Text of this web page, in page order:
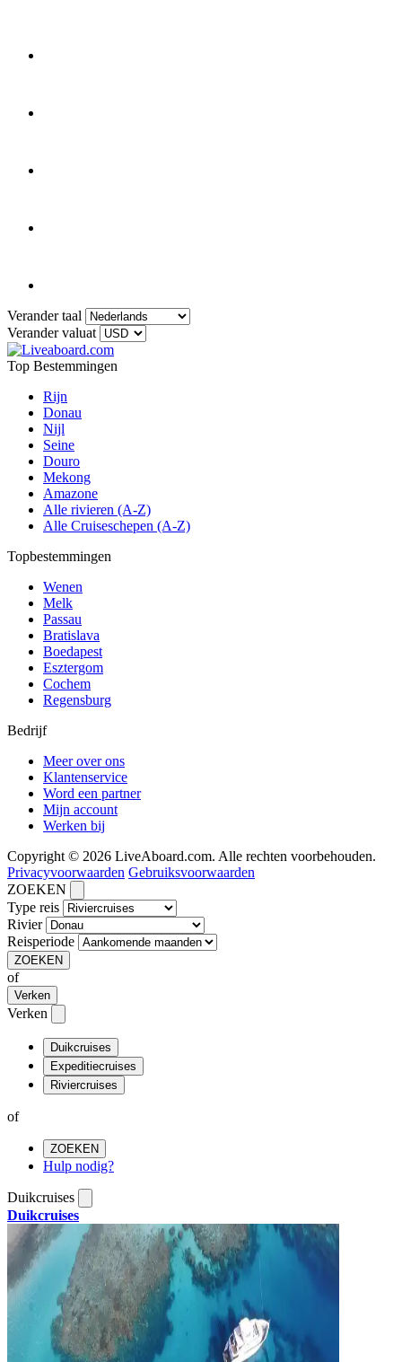
Verander taal
Verander valuat
Top Bestemmingen
Rijn
Donau
Nijl
Seine
Douro
Mekong
Amazone
Alle rivieren (A-Z)
Alle Cruiseschepen (A-Z)
Topbestemmingen
Wenen
Melk
Passau
Bratislava
Boedapest
Esztergom
Cochem
Regensburg
Bedrijf
Meer over ons
Klantenservice
Word een partner
Mijn account
Werken bij
Copyright © 2026 LiveAboard.com. Alle rechten voorbehouden.
Privacyvoorwaarden Gebruiksvoorwaarden
ZOEKEN
Type reis
Rivier
Reisperiode
ZOEKEN
of
Verken
Verken
Duikcruises
Expeditiecruises
Riviercruises
of
ZOEKEN
Hulp nodig?
Duikcruises
Duikcruises